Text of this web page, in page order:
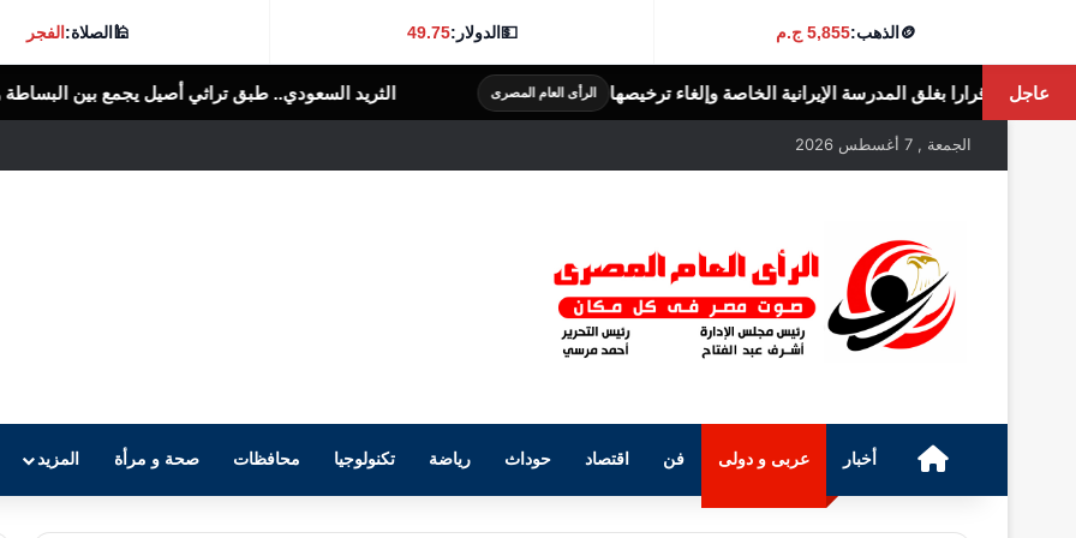
🪙الذهب:5,855 ج.م 💵الدولار:49.75
🕌الصلاة:الفجر
عاجل
الإيرانية الخاصة وإلغاء ترخيصها الرأى العام المصرى الثريد السعودي.. طبق تراثي أصيل يجمع بين البساطة والنكهة الغنية الرأى العام
الجمعة , 7 أغسطس 2026
الرئيسيةأخبار عربى و دولى فن اقتصاد حوداث رياضة تكنولوجيا محافظات صحة و مرأة المزيد